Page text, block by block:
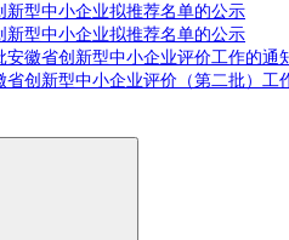
新型中小企业拟推荐名单的公示
新型中小企业拟推荐名单的公示
安徽省创新型中小企业评价工作的通
省创新型中小企业评价（第二批）工